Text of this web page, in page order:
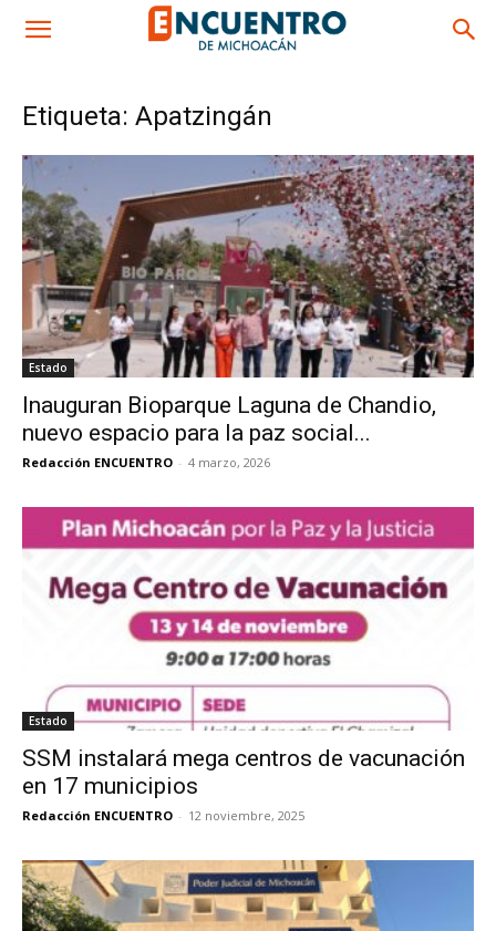
Etiqueta: Apatzingán
Estado
Inauguran Bioparque Laguna de Chandio,
nuevo espacio para la paz social...
Redacción ENCUENTRO - 4 marzo, 2026
Estado
SSM instalará mega centros de vacunación
en 17 municipios
Redacción ENCUENTRO - 12 noviembre, 2025